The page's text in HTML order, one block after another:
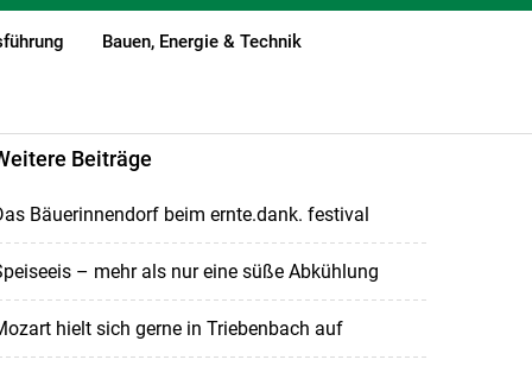
Bauen, Energie & Technik
Beiträge
Bäuerinnendorf beim ernte.dank. festival
– mehr als nur eine süße Abkühlung
hielt sich gerne in Triebenbach auf